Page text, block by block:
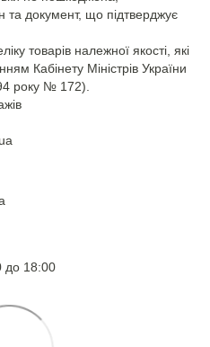
та документ, що підтверджує
товарів належної якості, які
Кабінету Міністрів України
року № 172).
до 18:00